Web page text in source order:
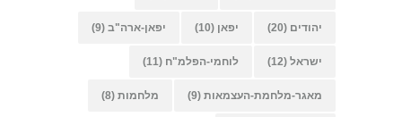
יהודים (20) יפאן (10) יפאן-ארה"ב (9)
ישראל (12) לוחמי-הפלמ"ח (11)
מאגר-מלחמת-העצמאות (9) מלחמות (8)